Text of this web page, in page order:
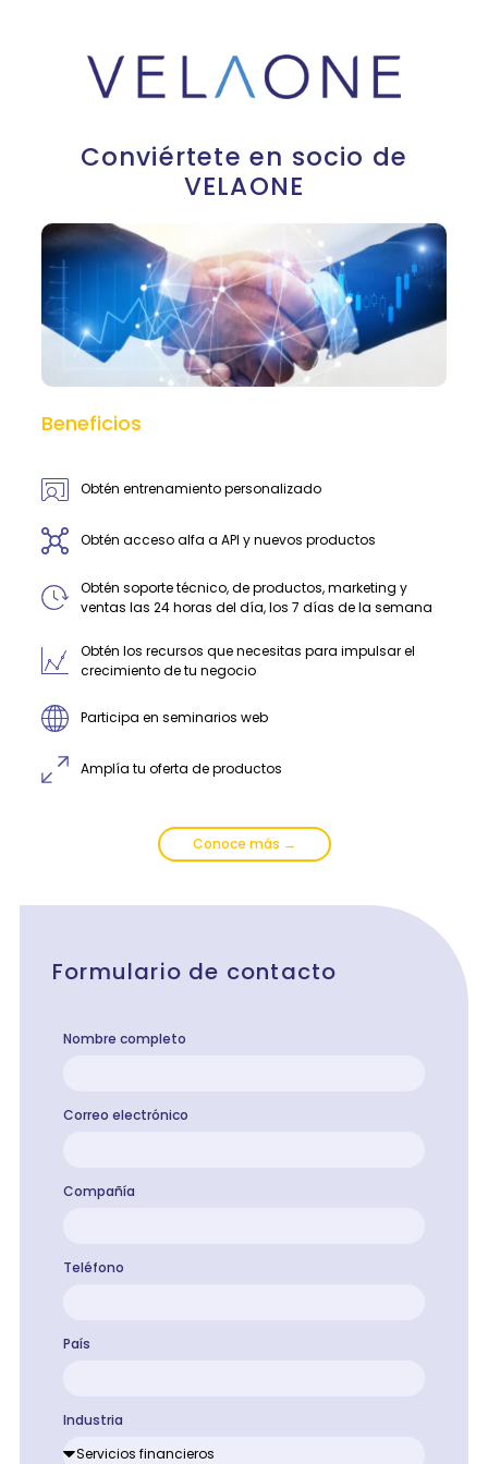
Conviértete en socio de
VELAONE
Beneficios
Obtén entrenamiento personalizado
Obtén acceso alfa a API y nuevos productos
Obtén soporte técnico, de productos, marketing y
ventas las 24 horas del día, los 7 días de la semana
Obtén los recursos que necesitas para impulsar el
crecimiento de tu negocio
Participa en seminarios web
Amplía tu oferta de productos
Conoce más →
Formulario de contacto
Nombre completo
Correo electrónico
Compañía
Teléfono
País
Industria